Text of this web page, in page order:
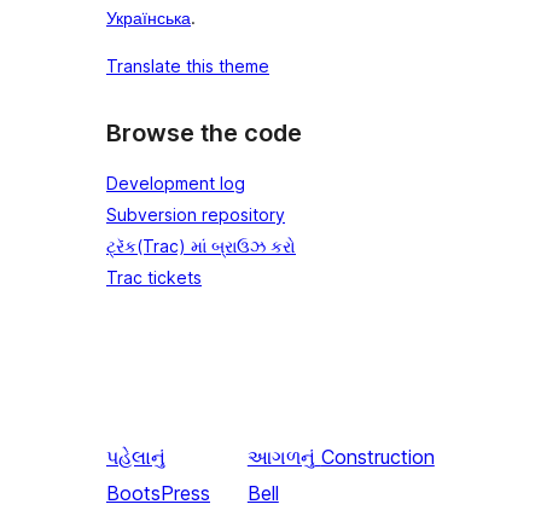
Українська.
Translate this theme
Browse the code
Development log
Subversion repository
ટ્રૅક(Trac) માં બ્રાઉઝ કરો
Trac tickets
પહેલાનું
BootsPress
આગળનું Construction
Bell